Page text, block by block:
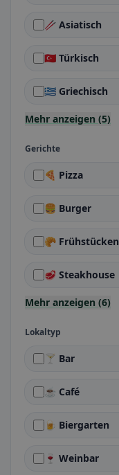
🥢 Asiatisch
🇹🇷 Türkisch
🇬🇷 Griechisch
Mehr anzeigen (5)
Gerichte
🍕 Pizza
🍔 Burger
🥐 Frühstücken
🥩 Steakhouse
Mehr anzeigen (6)
Lokaltyp
🍸 Bar
☕ Café
🍺 Biergarten
🍷 Weinbar